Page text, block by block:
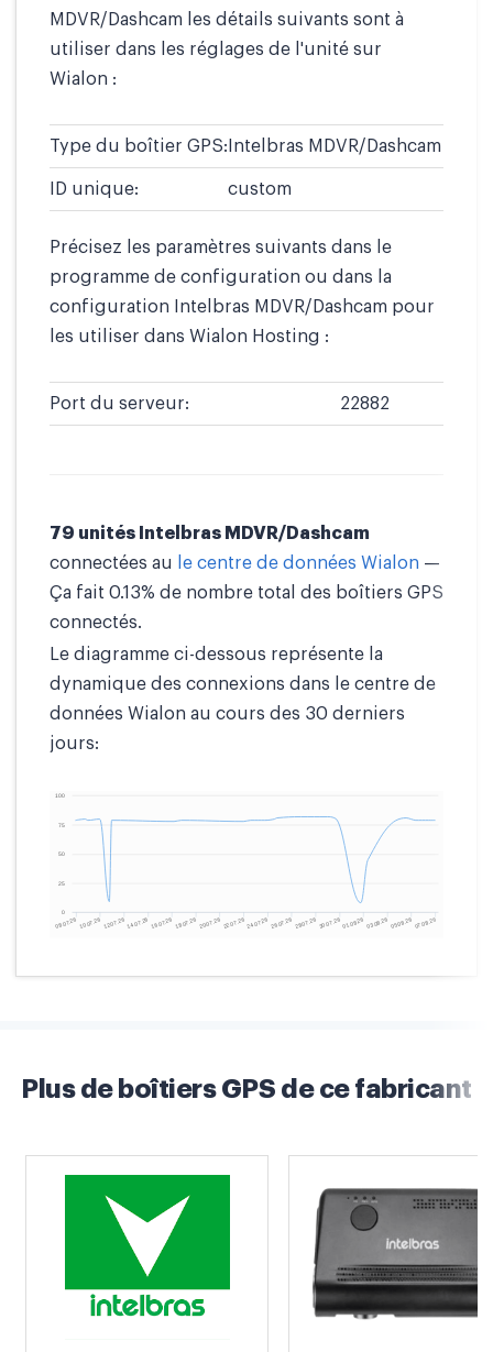
MDVR/Dashcam les détails suivants sont à
utiliser dans les réglages de l'unité sur
Wialon :
Type du boîtier GPS: Intelbras MDVR/Dashcam
ID unique: custom
Précisez les paramètres suivants dans le
programme de configuration ou dans la
configuration Intelbras MDVR/Dashcam pour
les utiliser dans Wialon Hosting :
Port du serveur: 22882
79 unités Intelbras MDVR/Dashcam
connectées au
le centre de données Wialon —
Ça fait 0.13% de nombre total des boîtiers GPS
connectés.
Le diagramme ci-dessous représente la
dynamique des connexions dans le centre de
données Wialon au cours des 30 derniers
jours:
Plus de boîtiers GPS de ce fabricant